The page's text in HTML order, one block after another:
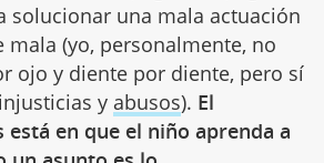
solucionar una mala actuación
mala (yo, personalmente, no
ojo y diente por diente, pero sí
y abusos). El
en que el niño aprenda a